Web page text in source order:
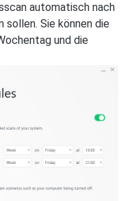
automatisch nach
Sie können die
und die